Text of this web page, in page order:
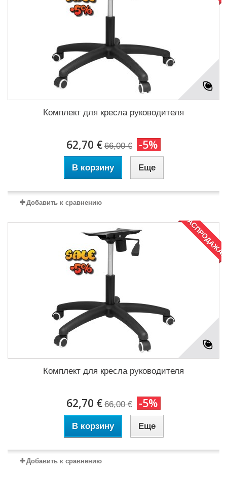
Комплект для кресла руководителя
62,70 € 66,00 € -5%
В корзину Еще
Добавить к сравнению
РАСПРОДАЖА!
Комплект для кресла руководителя
62,70 € 66,00 € -5%
В корзину Еще
Добавить к сравнению